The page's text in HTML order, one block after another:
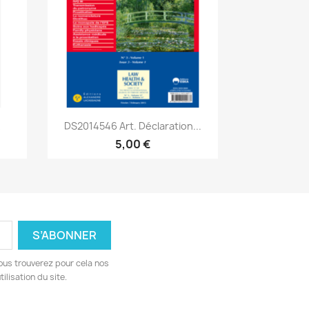
Aperçu rapide
DS2014546 Art. Déclaration...
5,00 €
trouverez pour cela nos
du site.